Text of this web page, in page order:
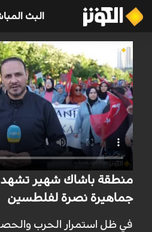
البث
منطقة باشاك شهير تشهد
جماهيرة نصرة لفلطسين
في ظل استمرار الحرب